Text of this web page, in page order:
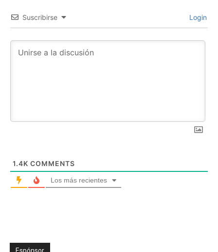
Suscribirse Login
1.4K COMMENTS
Los más recientes
Espónsor